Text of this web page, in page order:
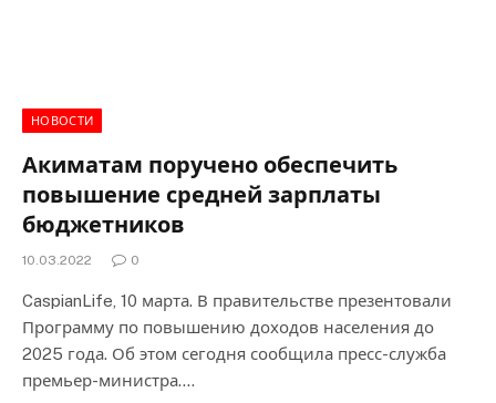
НОВОСТИ
Акиматам поручено обеспечить
повышение средней зарплаты
бюджетников
10.03.2022 0
CaspianLife, 10 марта. В правительстве презентовали
Программу по повышению доходов населения до
2025 года. Об этом сегодня сообщила пресс-служба
премьер-министра.…